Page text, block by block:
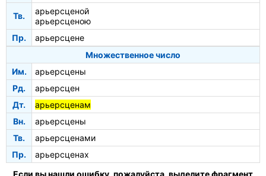
Тв.
арьерсценой
арьерсценою
Пр.
арьерсцене
Множественное число
Им.
арьерсцены
Рд.
арьерсцен
Дт.
арьерсценам
Вн.
арьерсцены
Тв.
арьерсценами
Пр.
арьерсценах
Если вы нашли ошибку, пожалуйста, выделите фрагмент